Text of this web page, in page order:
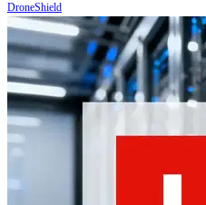
DroneShield